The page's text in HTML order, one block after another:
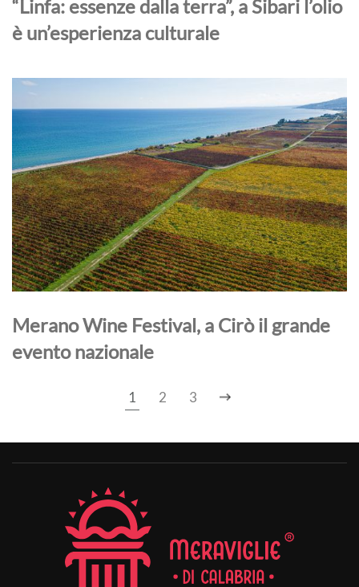
“Linfa: essenze dalla terra”, a Sibari l’olio
è un’esperienza culturale
Merano Wine Festival, a Cirò il grande
evento nazionale
1 2 3